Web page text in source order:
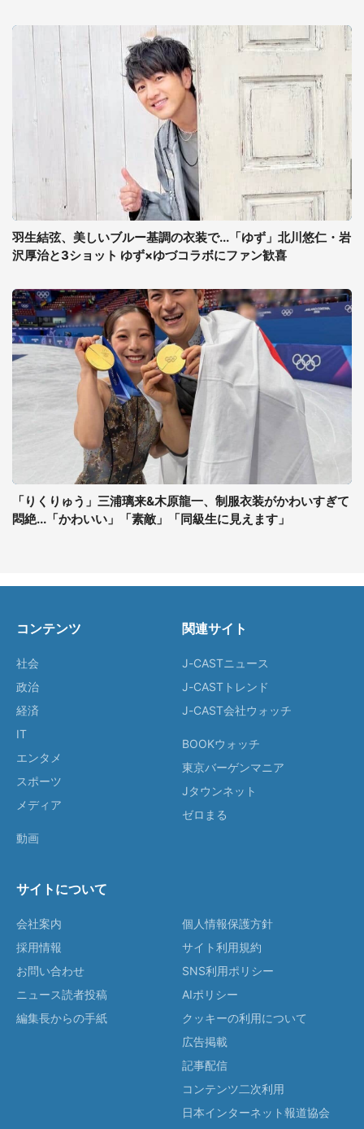
羽生結弦、美しいブルー基調の衣装で...「ゆず」北川悠仁・岩
沢厚治と3ショット ゆず×ゆづコラボにファン歓喜
「りくりゅう」三浦璃来&木原龍一、制服衣装がかわいすぎて
悶絶...「かわいい」「素敵」「同級生に見えます」
コンテンツ
社会
政治
経済
IT
エンタメ
スポーツ
メディア
動画
関連サイト
J-CASTニュース
J-CASTトレンド
J-CAST会社ウォッチ
BOOKウォッチ
東京バーゲンマニア
Jタウンネット
ゼロまる
サイトについて
会社案内
採用情報
お問い合わせ
ニュース読者投稿
編集長からの手紙
個人情報保護方針
サイト利用規約
SNS利用ポリシー
AIポリシー
クッキーの利用について
広告掲載
記事配信
コンテンツ二次利用
日本インターネット報道協会